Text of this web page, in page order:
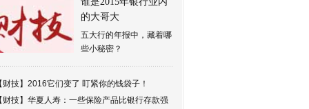
的大哥大
五大行的年报中，藏着哪
些小秘密？
财技】 2016它们变了 盯紧你的钱袋子！
财技】 华夏人寿：一些保险产品比银行存款强